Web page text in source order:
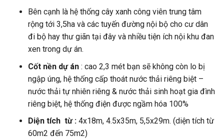
Bên cạnh là hệ thống cây xanh công viên trung tâm
rộng tới 3,5ha và các tuyến đường nội bộ cho cư dân
đi bộ hay thư giãn tại đây và nhiều tiện ích nội khu đan
xen trong dự án.
Cốt nền dự án: cao 2,3 mét bạn sẽ không còn lo bị
ngập úng, hệ thống cấp thoát nước thải riêng biệt –
nước thải tự nhiên riêng & nước thải sinh hoạt gia đình
riêng biệt, hệ thống điện được ngầm hóa 100%
Diện tích từ :4x18m, 4.5x35m, 5,5x29m. (diện tích từ
60m2 đến 75m2)